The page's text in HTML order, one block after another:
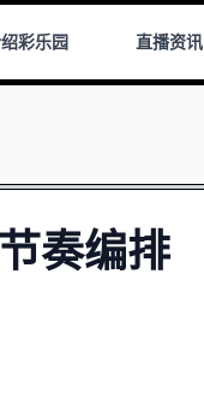
彩乐园 直播资讯
奏编排